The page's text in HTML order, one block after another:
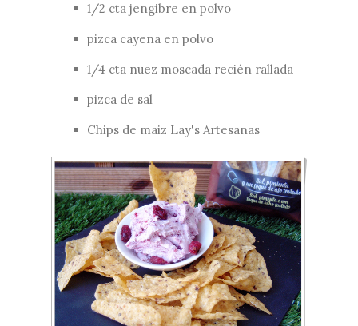
1/2 cta jengibre en polvo
pizca cayena en polvo
1/4 cta nuez moscada recién rallada
pizca de sal
Chips de maiz Lay's Artesanas